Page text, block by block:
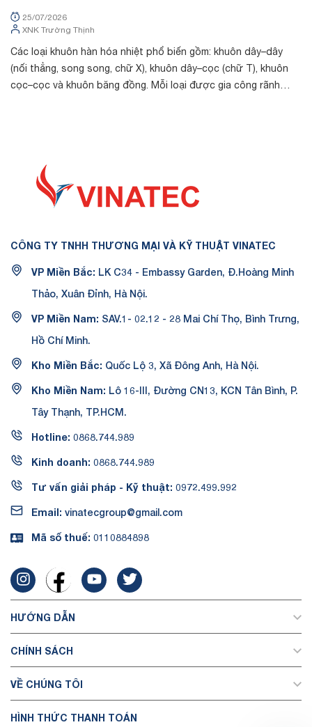
25/07/2026
XNK Trường Thịnh
Các loại khuôn hàn hóa nhiệt phổ biến gồm: khuôn dây–dây
(nối thẳng, song song, chữ X), khuôn dây–cọc (chữ T), khuôn
cọc–cọc và khuôn băng đồng. Mỗi loại được gia công rãnh
CÔNG TY TNHH THƯƠNG MẠI VÀ KỸ THUẬT VINATEC
VP Miền Bắc: LK C34 - Embassy Garden, Đ.Hoàng Minh
Thảo, Xuân Đỉnh, Hà Nội.
VP Miền Nam: SAV.1- 02.12 - 28 Mai Chí Thọ, Bình Trưng,
Hồ Chí Minh.
Kho Miền Bắc: Quốc Lộ 3, Xã Đông Anh, Hà Nội.
Kho Miền Nam: Lô 16-III, Đường CN13, KCN Tân Bình, P.
Tây Thạnh, TP.HCM.
Hotline: 0868.744.989
Kinh doanh: 0868.744.989
Tư vấn giải pháp - Kỹ thuật: 0972.499.992
Email: vinatecgroup@gmail.com
Mã số thuế: 0110884898
HƯỚNG DẪN
CHÍNH SÁCH
VỀ CHÚNG TÔI
HÌNH THỨC THANH TOÁN